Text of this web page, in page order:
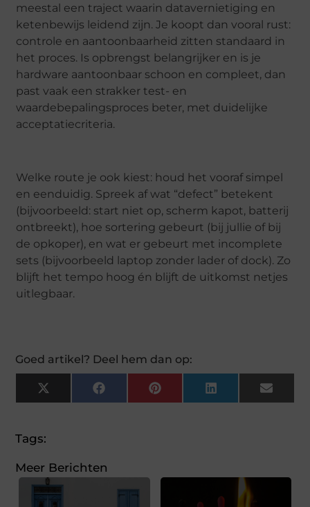
meestal een traject waarin datavernietiging en
ketenbewijs leidend zijn. Je koopt dan vooral rust:
controle en aantoonbaarheid zitten standaard in
het proces. Is opbrengst belangrijker en is je
hardware aantoonbaar schoon en compleet, dan
past vaak een strakker test- en
waardebepalingsproces beter, met duidelijke
acceptatiecriteria.
Welke route je ook kiest: houd het vooraf simpel
en eenduidig. Spreek af wat “defect” betekent
(bijvoorbeeld: start niet op, scherm kapot, batterij
ontbreekt), hoe sortering gebeurt (bij jullie of bij
de opkoper), en wat er gebeurt met incomplete
sets (bijvoorbeeld laptop zonder lader of dock). Zo
blijft het tempo hoog én blijft de uitkomst netjes
uitlegbaar.
Goed artikel? Deel hem dan op:
X
(Twitter)
FacebookPinterestLinkedInEmail
Tags:
Meer Berichten